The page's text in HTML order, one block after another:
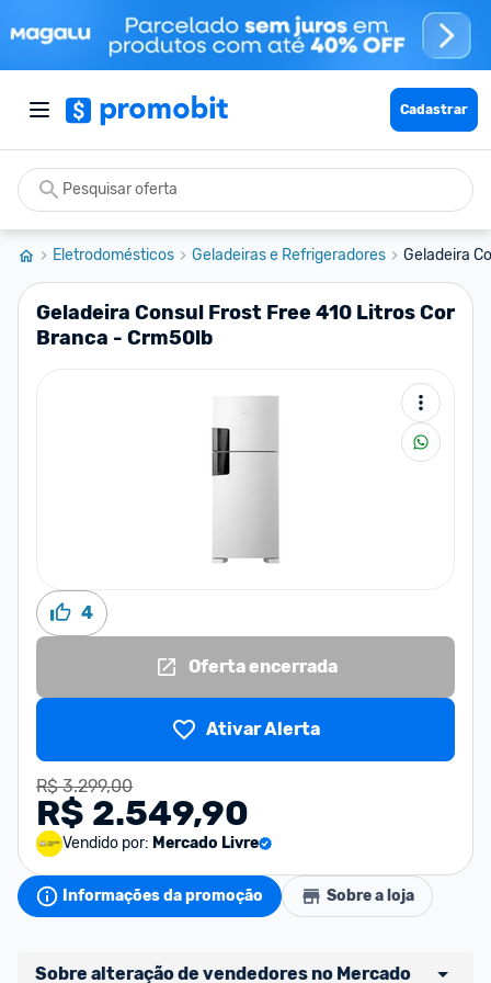
Cadastrar
Eletrodomésticos Geladeiras e Refrigeradores Geladeira
Geladeira Consul Frost Free 410 Litros Cor
Branca - Crm50lb
4
Oferta encerrada
Ativar Alerta
R$ 3.299,00
R$ 2.549,90
Vendido por: Mercado Livre
Informações da promoção Sobre a loja
Sobre alteração de vendedores no Mercado